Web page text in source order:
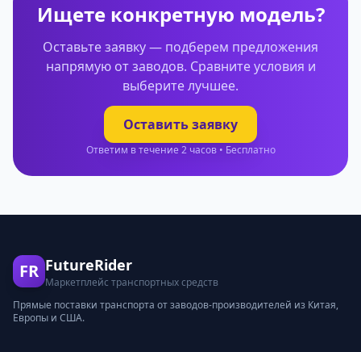
Ищете конкретную модель?
Оставьте заявку — подберем предложения
напрямую от заводов. Сравните условия и
выберите лучшее.
Оставить заявку
Ответим в течение 2 часов • Бесплатно
FR FutureRider
Маркетплейс транспортных средств
Прямые поставки транспорта от заводов-производителей из Китая,
Европы и США.